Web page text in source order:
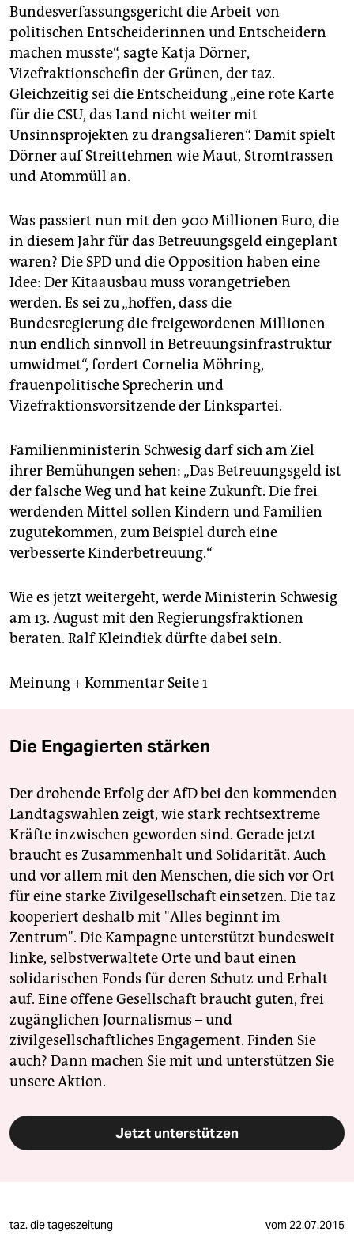
Bundesverfassungsgericht die Arbeit von
politischen Entscheiderinnen und Entscheidern
machen musste“, sagte Katja Dörner,
Vizefraktionschefin der Grünen, der taz.
Gleichzeitig sei die Entscheidung „eine rote Karte
für die CSU, das Land nicht weiter mit
Unsinnsprojekten zu drangsalieren“. Damit spielt
Dörner auf Streittehmen wie Maut, Stromtrassen
und Atommüll an.
Was passiert nun mit den 900 Millionen Euro, die
in diesem Jahr für das Betreuungsgeld eingeplant
waren? Die SPD und die Opposition haben eine
Idee: Der Kitaausbau muss vorangetrieben
werden. Es sei zu „hoffen, dass die
Bundesregierung die freigewordenen Millionen
nun endlich sinnvoll in Betreuungsinfrastruktur
umwidmet“, fordert Cornelia Möhring,
frauenpolitische Sprecherin und
Vizefraktionsvorsitzende der Linkspartei.
Familienministerin Schwesig darf sich am Ziel
ihrer Bemühungen sehen: „Das Betreuungsgeld ist
der falsche Weg und hat keine Zukunft. Die frei
werdenden Mittel sollen Kindern und Familien
zugutekommen, zum Beispiel durch eine
verbesserte Kinderbetreuung.“
Wie es jetzt weitergeht, werde Ministerin Schwesig
am 13. August mit den Regierungsfraktionen
beraten. Ralf Kleindiek dürfte dabei sein.
Meinung + Kommentar Seite 1
Die Engagierten stärken
Der drohende Erfolg der AfD bei den kommenden
Landtagswahlen zeigt, wie stark rechtsextreme
Kräfte inzwischen geworden sind. Gerade jetzt
braucht es Zusammenhalt und Solidarität. Auch
und vor allem mit den Menschen, die sich vor Ort
für eine starke Zivilgesellschaft einsetzen. Die taz
kooperiert deshalb mit "Alles beginnt im
Zentrum". Die Kampagne unterstützt bundesweit
linke, selbstverwaltete Orte und baut einen
solidarischen Fonds für deren Schutz und Erhalt
auf. Eine offene Gesellschaft braucht guten, frei
zugänglichen Journalismus – und
zivilgesellschaftliches Engagement. Finden Sie
auch? Dann machen Sie mit und unterstützen Sie
unsere Aktion.
Jetzt unterstützen
taz. die tageszeitung vom22.07.2015